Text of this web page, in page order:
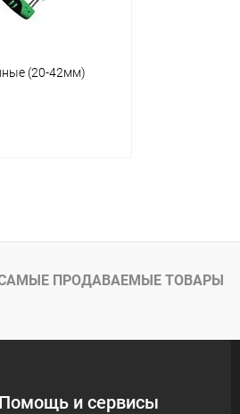
(20-42мм)
К сравнению
В наличии
ПРОДАВАЕМЫЕ ТОВАРЫ
Помощь и сервисы